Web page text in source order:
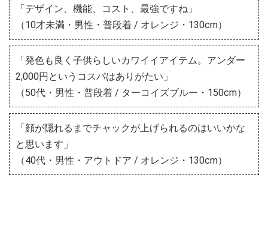
「デザイン、機能、コスト、最強ですね」
（10才未満・男性・普段着 / オレンジ・130cm）
「発色も良く子供らしいカワイイアイテム。アンダー
2,000円というコスパはありがたい」
（50代・男性・普段着 / ターコイズブルー・150cm）
「顔が隠れるまでチャックが上げられるのはいいかな
と思います」
（40代・男性・アウトドア / オレンジ・130cm）